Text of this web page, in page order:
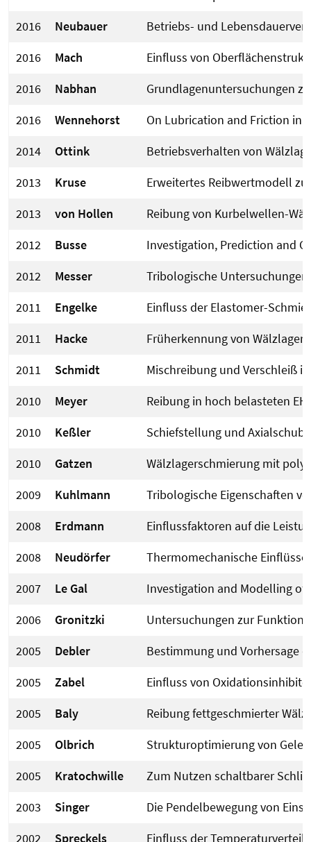
2016
Neubauer
Betriebs- und
2016
Mach
Einfluss von
2016
Nabhan
Grundlagenuntersuchungen
2016
Wennehorst
On Lubrication and Friction in
2014
Ottink
Betriebsverhalten von
2013
Kruse
Erweitertes Reibwertmodell
2013
von Hollen
Reibung von Kurbelwellen-
2012
Busse
Investigation, Prediction and
2012
Messer
Tribologische
2011
Engelke
Einfluss der Elastomer-
2011
Hacke
Früherkennung von
2011
Schmidt
Mischreibung und Verschleiß
2010
Meyer
Reibung in hoch belasteten
2010
Keßler
Schiefstellung und
2010
Gatzen
Wälzlagerschmierung mit
2009
Kuhlmann
Tribologische Eigenschaften
2008
Erdmann
Einflussfaktoren auf die
2008
Neudörfer
Thermomechanische
2007
Le Gal
Investigation and Modelling of
2006
Gronitzki
Untersuchungen zur Funktion
2005
Debler
Bestimmung und Vorhersage
2005
Zabel
Einfluss von
2005
Baly
Reibung fettgeschmierter
2005
Olbrich
Strukturoptimierung von
2005
Kratochwille
Zum Nutzen schaltbarer
2003
Singer
Die Pendelbewegung von
2002
Spreckels Einfluss der